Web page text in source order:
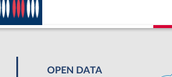
OPEN DATA